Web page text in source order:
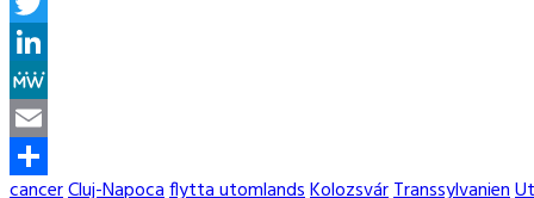
Twitter
LinkedIn
MeWe
Email
Tags
cancerCluj-Napocaflytta utomlandsKolozsvárTranssylvanien